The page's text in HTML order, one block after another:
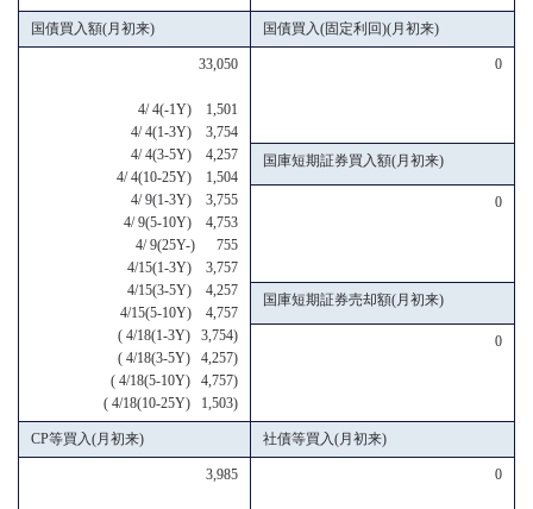
国債買入額(月初来) 国債買入(固定利回)(月初来)
33,050
4/ 4(-1Y) 1,501
4/ 4(1-3Y) 3,754
4/ 4(3-5Y) 4,257
4/ 4(10-25Y) 1,504
4/ 9(1-3Y) 3,755
4/ 9(5-10Y) 4,753
4/ 9(25Y-) 755
4/15(1-3Y) 3,757
4/15(3-5Y) 4,257
4/15(5-10Y) 4,757
( 4/18(1-3Y) 3,754)
( 4/18(3-5Y) 4,257)
( 4/18(5-10Y) 4,757)
( 4/18(10-25Y) 1,503)
0
国庫短期証券買入額(月初来)
0
国庫短期証券売却額(月初来)
0
CP等買入(月初来) 社債等買入(月初来)
3,985 0